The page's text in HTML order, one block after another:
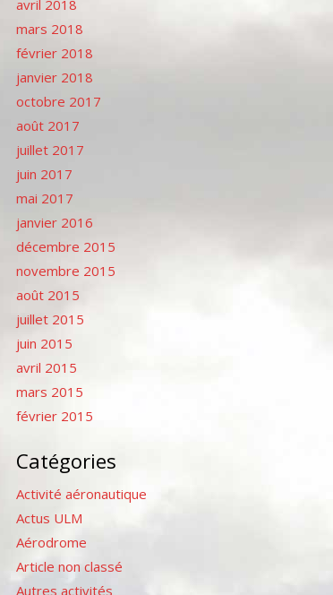
avril 2018
mars 2018
février 2018
janvier 2018
octobre 2017
août 2017
juillet 2017
juin 2017
mai 2017
janvier 2016
décembre 2015
novembre 2015
août 2015
juillet 2015
juin 2015
avril 2015
mars 2015
février 2015
Catégories
Activité aéronautique
Actus ULM
Aérodrome
Article non classé
Autres activités